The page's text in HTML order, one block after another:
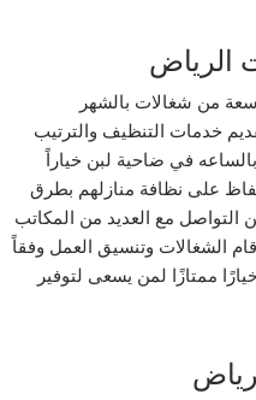
الرياض
من شغالات بالشهر
خدمات التنظيف والترتيب
في ضاحية لبن خياراً
على نظافة منازلهم بطرق
التواصل مع العديد من المكاتب
الشغالات وتنسيق العمل وفقاً
ممتازًا لمن يسعى لتوفير